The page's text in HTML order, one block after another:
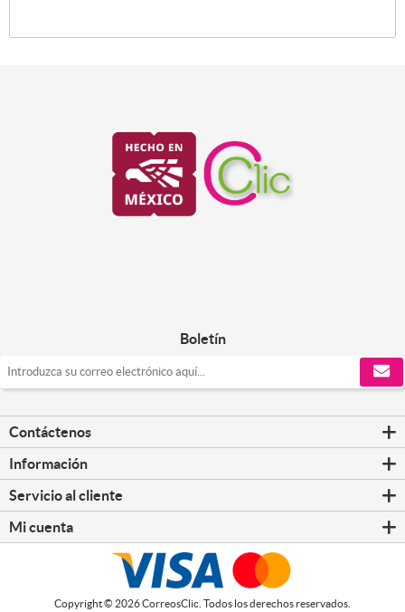
Boletín
Contáctenos
Información
Servicio al cliente
Mi cuenta
Copyright © 2026 CorreosClic. Todos los derechos reservados.